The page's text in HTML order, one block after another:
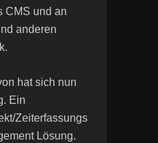
CMS und an
anderen
hat sich nun
Ein
Zeiterfassungs
Lösung.